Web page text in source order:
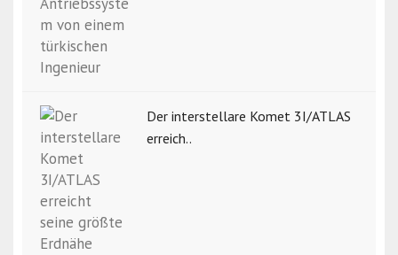
Der interstellare Komet 3I/ATLAS
erreich..